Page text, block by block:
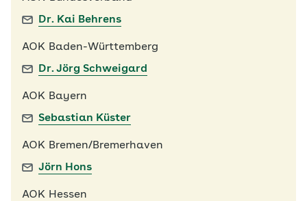
Dr. Kai Behrens
AOK Baden-Württemberg
Dr. Jörg Schweigard
AOK Bayern
Sebastian Küster
AOK Bremen/Bremerhaven
Jörn Hons
AOK Hessen